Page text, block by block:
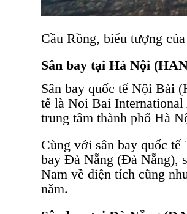
Cầu Rồng, biểu tượng
Sân bay tại Hà Nội
Sân bay quốc tế Nội Bài
tế là Noi Bai
trung tâm thành phố Hà
Cùng với sân bay quốc
bay Đà Nẵng (Đà Nẵng),
Nam về diện tích cũng
năm.